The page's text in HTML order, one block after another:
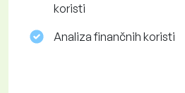
koristi
Analiza finančnih koristi